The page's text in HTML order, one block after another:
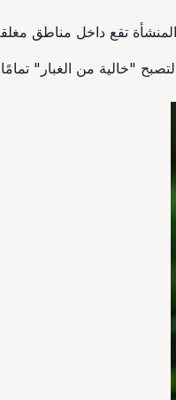
تقع داخل مناطق
من الغبار" تمامًا.